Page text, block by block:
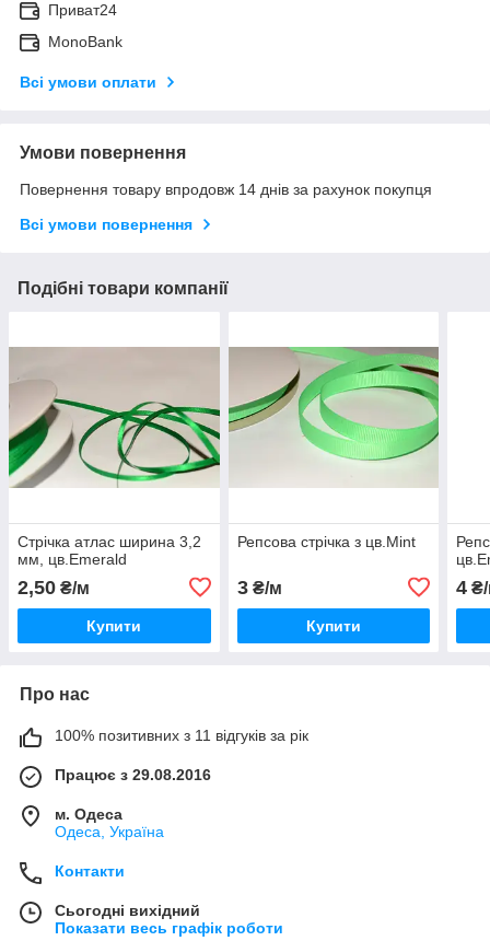
Приват24
MonoBank
Всі умови оплати
Умови повернення
Повернення товару впродовж 14 днів за рахунок покупця
Всі умови повернення
Подібні товари компанії
Стрічка атлас ширина 3,2
мм, цв.Emerald
2,50 ₴/м
Купити
Репсова стрічка з цв.Mint
3₴/м
Купити
4
Про нас
100% позитивних з 11 відгуків за рік
Працює з 29.08.2016
м. Одеса
Одеса, Україна
Контакти
Сьогодні вихідний
Показати весь графік роботи